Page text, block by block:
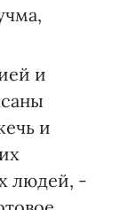
и
и
людей, -